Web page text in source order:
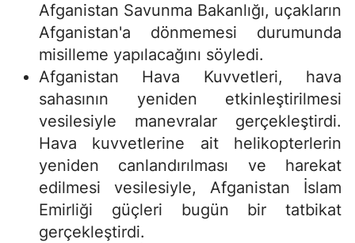
Afganistan Savunma Bakanlığı, uçakların
Afganistan'a dönmemesi durumunda
misilleme yapılacağını söyledi.
Afganistan Hava Kuvvetleri, hava
sahasının yeniden etkinleştirilmesi
vesilesiyle manevralar gerçekleştirdi.
Hava kuvvetlerine ait helikopterlerin
yeniden canlandırılması ve harekat
edilmesi vesilesiyle, Afganistan İslam
Emirliği güçleri bugün bir tatbikat
gerçekleştirdi.